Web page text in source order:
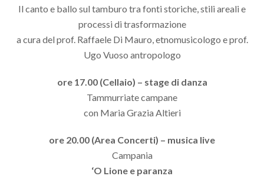
Il canto e ballo sul tamburo tra fonti storiche, stili areali e
processi di trasformazione
a cura del prof. Raffaele Di Mauro, etnomusicologo e prof.
Ugo Vuoso antropologo
ore 17.00 (Cellaio) – stage di danza
Tammurriate campane
con Maria Grazia Altieri
ore 20.00 (Area Concerti) – musica live
Campania
‘O Lione e paranza